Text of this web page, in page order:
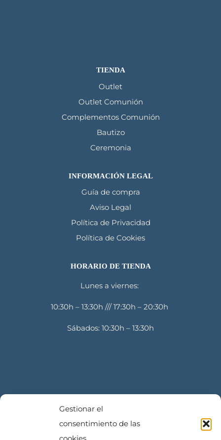
Gestionar el
consentimiento de las
TIENDA
Outlet
Outlet Comunión
Complementos Comunión
Bautizo
Ceremonia
INFORMACIÓN LEGAL
Guía de compra
Aviso Legal
Política de Privacidad
Política de Cookies
HORARIO DE TIENDA
Lunes a viernes:
10:30h – 13:30h /// 17:30h – 20:30h
Sábados: 10:30h – 13:30h
ESTE ESTABLECIMIENTO COMERCIAL HA